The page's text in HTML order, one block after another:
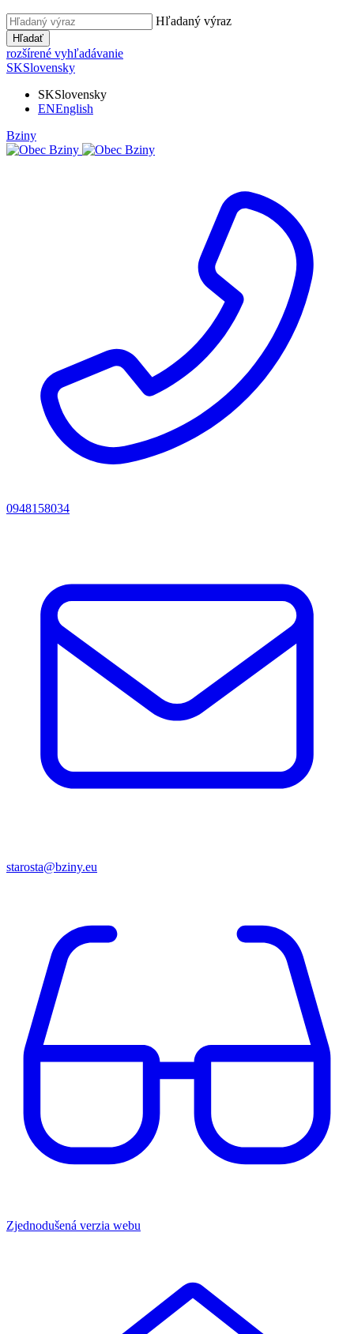
Hľadaný výraz
Hľadať
rozšírené vyhľadávanie
SKSlovensky
SKSlovensky
ENEnglish
Bziny
0948158034
starosta@bziny.eu
Zjednodušená verzia webu